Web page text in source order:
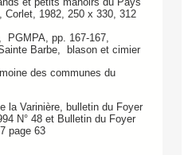
Corlet, 1982, 250 x 330, 312
PGMPA, pp. 167-167,
Barbe, blason et cimier
des communes du
la Varinière, bulletin du Foyer
N° 48 et Bulletin du Foyer
page 63